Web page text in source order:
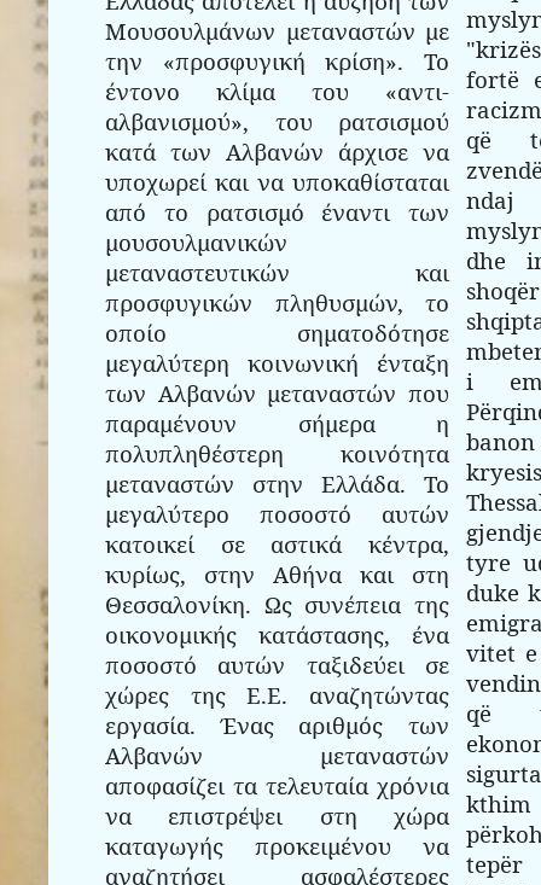
Μουσουλμάνων μεταναστών με
την «προσφυγική κρίση». Το
έντονο κλίμα του «αντι-
αλβανισμού», του ρατσισμού
κατά των Αλβανών άρχισε να
υποχωρεί και να υποκαθίσταται
από το ρατσισμό έναντι των
μουσουλμανικών
μεταναστευτικών και
προσφυγικών πληθυσμών, το
οποίο σηματοδότησε
μεγαλύτερη κοινωνική ένταξη
των Αλβανών μεταναστών που
παραμένουν σήμερα η
πολυπληθέστερη κοινότητα
μεταναστών στην Ελλάδα. Το
μεγαλύτερο ποσοστό αυτών
κατοικεί σε αστικά κέντρα,
κυρίως, στην Αθήνα και στη
Θεσσαλονίκη. Ως συνέπεια της
οικονομικής κατάστασης, ένα
ποσοστό αυτών ταξιδεύει σε
χώρες της Ε.Ε. αναζητώντας
εργασία. Ένας αριθμός των
Αλβανών μεταναστών
αποφασίζει τα τελευταία χρόνια
να επιστρέψει στη χώρα
καταγωγής προκειμένου να
αναζητήσει ασφαλέστερες
fortë
që
ndaj
dhe
i
tyre
duke
vitet
që